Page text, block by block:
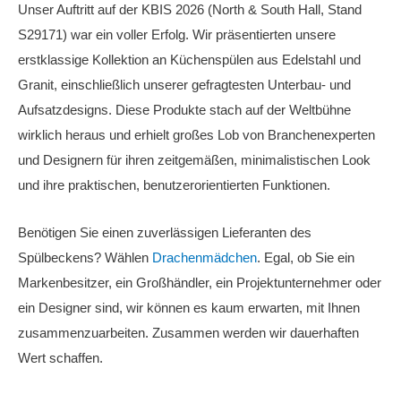
Unser Auftritt auf der KBIS 2026 (North & South Hall, Stand
S29171) war ein voller Erfolg. Wir präsentierten unsere
erstklassige Kollektion an Küchenspülen aus Edelstahl und
Granit, einschließlich unserer gefragtesten Unterbau- und
Aufsatzdesigns. Diese Produkte stach auf der Weltbühne
wirklich heraus und erhielt großes Lob von Branchenexperten
und Designern für ihren zeitgemäßen, minimalistischen Look
und ihre praktischen, benutzerorientierten Funktionen.
Benötigen Sie einen zuverlässigen Lieferanten des
Spülbeckens? Wählen Drachenmädchen. Egal, ob Sie ein
Markenbesitzer, ein Großhändler, ein Projektunternehmer oder
ein Designer sind, wir können es kaum erwarten, mit Ihnen
zusammenzuarbeiten. Zusammen werden wir dauerhaften
Wert schaffen.